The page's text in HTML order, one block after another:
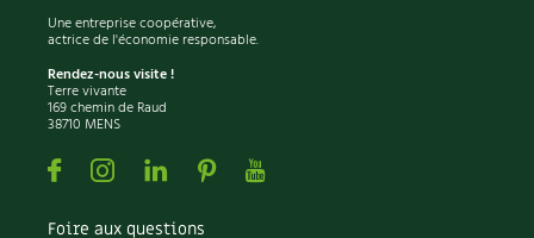
Une entreprise coopérative,
actrice de l'économie responsable.
Rendez-nous visite !
Terre vivante
169 chemin de Raud
38710 MENS
FacebookInstagramLinkedin
PinterestYoutube
Foire aux questions